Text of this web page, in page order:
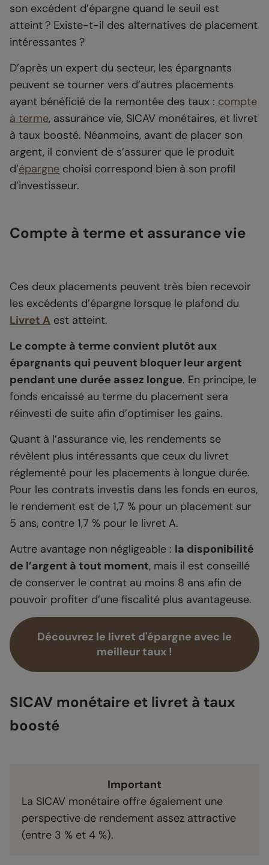
son excédent d’épargne quand le seuil est
atteint ? Existe-t-il des alternatives de placement
intéressantes ?
D’après un expert du secteur, les épargnants
peuvent se tourner vers d’autres placements
ayant bénéficié de la remontée des taux : compte
à terme, assurance vie, SICAV monétaires, et livret
à taux boosté. Néanmoins, avant de placer son
argent, il convient de s’assurer que le produit
d’épargne choisi correspond bien à son profil
d’investisseur.
Compte à terme et assurance vie
Ces deux placements peuvent très bien recevoir
les excédents d’épargne lorsque le plafond du
Livret A est atteint.
Le compte à terme convient plutôt aux
épargnants qui peuvent bloquer leur argent
pendant une durée assez longue. En principe, le
fonds encaissé au terme du placement sera
réinvesti de suite afin d’optimiser les gains.
Quant à l’assurance vie, les rendements se
révèlent plus intéressants que ceux du livret
réglementé pour les placements à longue durée.
Pour les contrats investis dans les fonds en euros,
le rendement est de 1,7 % pour un placement sur
5 ans, contre 1,7 % pour le livret A.
Autre avantage non négligeable : la disponibilité
de l’argent à tout moment, mais il est conseillé
de conserver le contrat au moins 8 ans afin de
pouvoir profiter d’une fiscalité plus avantageuse.
Découvrez le livret d'épargne avec le
meilleur taux !
SICAV monétaire et livret à taux
boosté
Important
La SICAV monétaire offre également une
perspective de rendement assez attractive
(entre 3 % et 4 %).